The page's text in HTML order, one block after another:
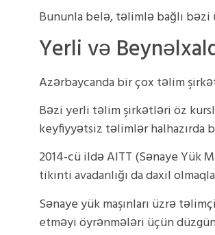
Bununla belə, təlimlə bağlı bəzi
Yerli və
Azərbaycanda bir çox təlim
Bəzi yerli təlim şirkətləri öz
keyfiyyətsiz təlimlər halhazırda
2014-cü ildə AITT (Sənaye Yük
tikinti avadanlığı da daxil
Sənaye yük maşınları üzrə
etməyi öyrənmələri üçün